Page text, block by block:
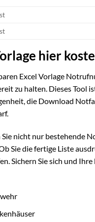
hier
Excel Vorlage
zu halten. Dieses Tool
die Download
nicht nur bestehende
Sie die fertige Liste
Sichern Sie sich und